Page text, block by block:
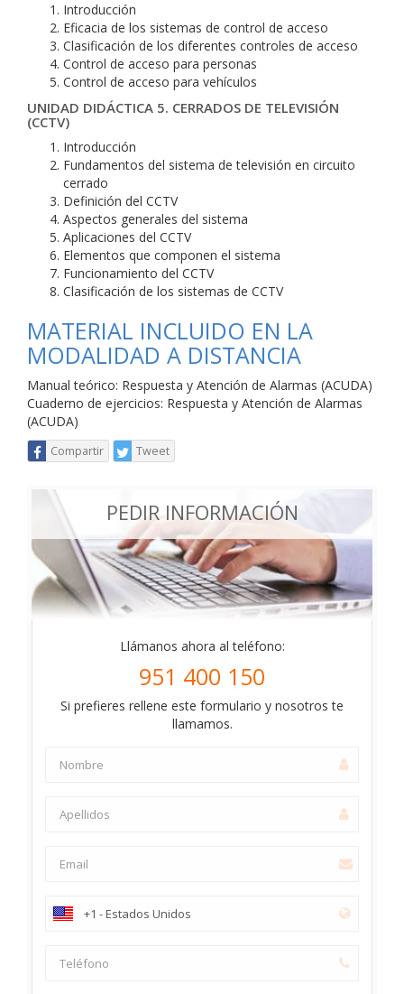
Introducción
Eficacia de los sistemas de control de acceso
Clasificación de los diferentes controles de acceso
Control de acceso para personas
Control de acceso para vehículos
UNIDAD DIDÁCTICA 5. CERRADOS DE TELEVISIÓN
(CCTV)
Introducción
Fundamentos del sistema de televisión en circuito
cerrado
Definición del CCTV
Aspectos generales del sistema
Aplicaciones del CCTV
Elementos que componen el sistema
Funcionamiento del CCTV
Clasificación de los sistemas de CCTV
MATERIAL INCLUIDO EN LA
MODALIDAD A DISTANCIA
Manual teórico: Respuesta y Atención de Alarmas (ACUDA)
Cuaderno de ejercicios: Respuesta y Atención de Alarmas
(ACUDA)
Compartir Tweet
PEDIR INFORMACIÓN
Llámanos ahora al teléfono:
951 400 150
Si prefieres rellene este formulario y nosotros te
llamamos.